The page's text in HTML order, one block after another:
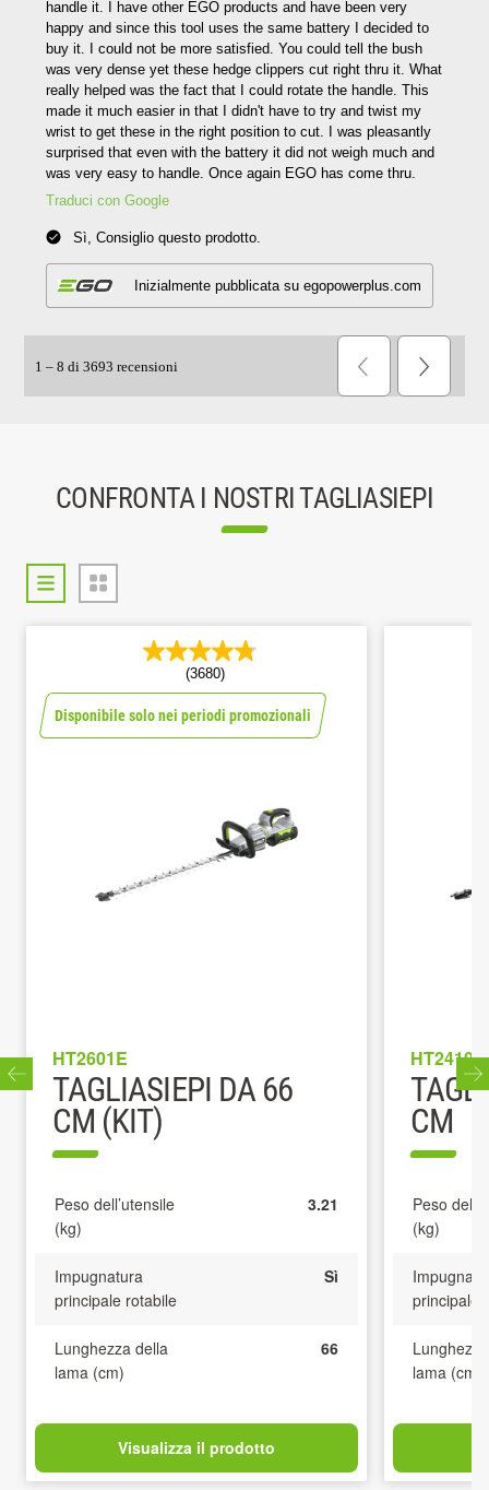
CONFRONTA I NOSTRI TAGLIASIEPI
(3680)
Disponibile solo nei periodi promozionali
HT2601E
TAGLIASIEPI DA 66
CM (KIT)
Peso dell’utensile
(kg)
3.21
Impugnatura
principale rotabile
Sì
Lunghezza della
lama (cm)
66
Visualizza il prodotto
HT2410E
CM
Peso
(kg)
principale
lama (cm)